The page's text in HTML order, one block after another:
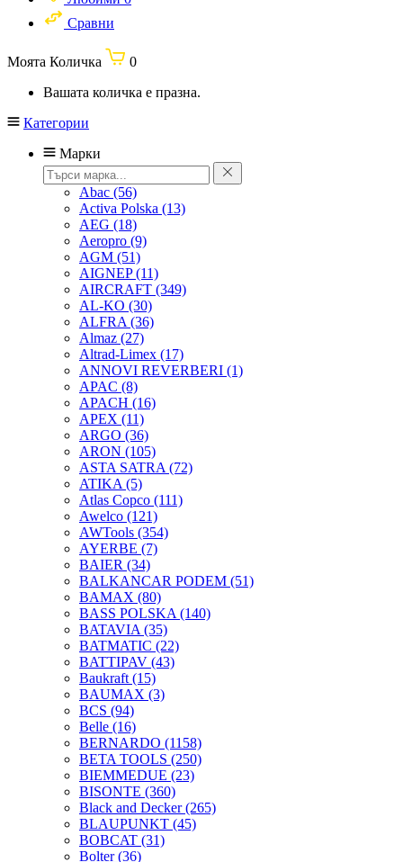
Сравни
Моята Количка
0
Вашата количка е празна.
Категории
Марки
Abac (56)
Activa Polska (13)
AEG (18)
Aeropro (9)
AGM (51)
AIGNEP(11)
AIRCRAFT (349)
AL-KO (30)
ALFRA (36)
Almaz (27)
Altrad-Limex (17)
ANNOVI REVERBERI (1)
APAC (8)
APACH (16)
APEX (11)
ARGO (36)
ARON (105)
ASTA SATRA (72)
ATIKA (5)
Atlas Copco (111)
Awelco (121)
AWTools (354)
AYERBE (7)
BAIER (34)
BALKANCAR PODEM (51)
BAMAX (80)
BASS POLSKA (140)
BATAVIA (35)
BATMATIC (22)
BATTIPAV (43)
Baukraft (15)
BAUMAX (3)
BCS (94)
Belle (16)
BERNARDO (1158)
BETA TOOLS (250)
BIEMMEDUE (23)
BISONTE (360)
Black and Decker(265)
BLAUPUNKT (45)
BOBCAT (31)
Bolter(36)